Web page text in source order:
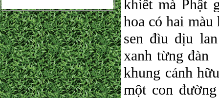
khiết mà Phật
hoa có hai
sen đìu dịu
xanh từng đàn
khung cảnh
một con